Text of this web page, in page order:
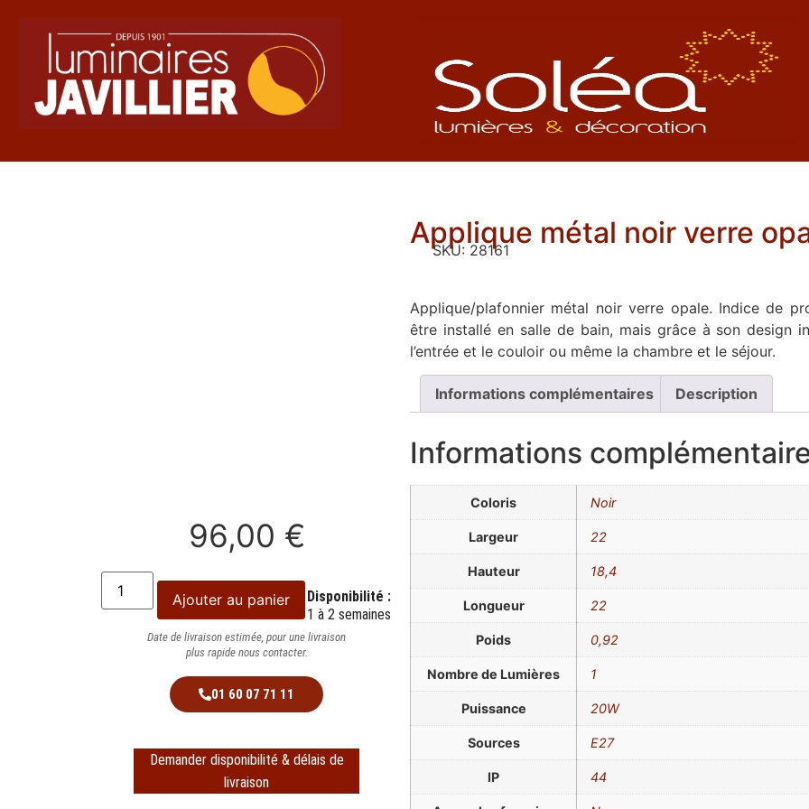
96,00 €
Ajouter au panier
Disponibilité :
1 à 2 semaines
Date de livraison estimée, pour une livraison
plus rapide nous contacter.
01 60 07 71 11
Demander disponibilité & délais de
livraison
Applique métal noir verre
SKU: 28161
Applique/plafonnier métal noir verre opale. Indice de
être installé en salle de bain, mais grâce à son design
l’entrée et le couloir ou même la chambre et le séjour.
Informations complémentaires Description
Informations
Coloris Noir
Largeur 22
Hauteur 18,4
Longueur 22
Poids 0,92
Nombre de Lumières 1
Puissance 20W
Sources E27
IP 44